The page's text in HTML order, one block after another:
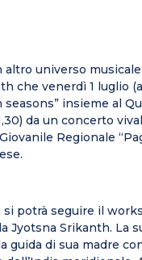
altro universo
che venerdì 1 luglio
seasons” insieme al
da un concerto
Regionale
si potrà seguire il
Jyotsna Srikanth. La
guida di sua madre